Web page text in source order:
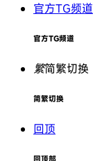
官方TG频道
官方TG频道
繁简繁切换
简繁切换
回顶
回顶部